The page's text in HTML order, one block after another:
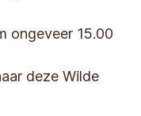
ongeveer 15.00
deze Wilde